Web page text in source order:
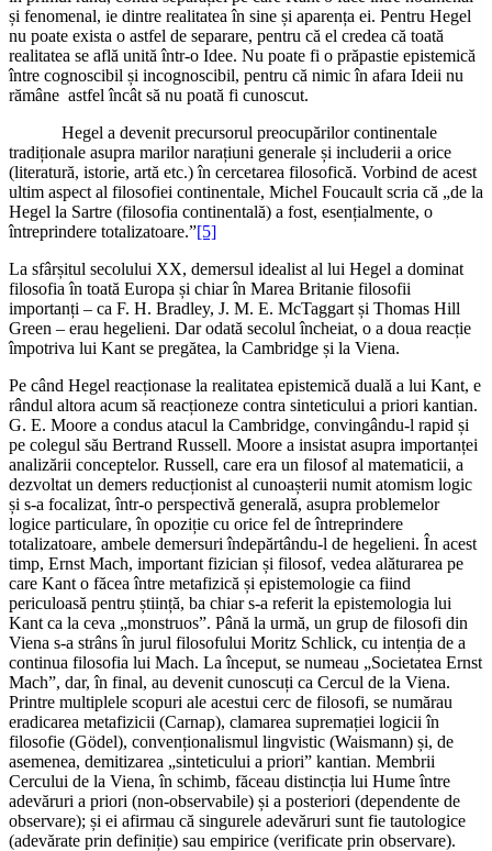
și fenomenal, ie dintre realitatea în sine și aparența ei. Pentru Hegel
nu poate exista o astfel de separare, pentru că el credea că toată
realitatea se află unită într-o Idee. Nu poate fi o prăpastie epistemică
între cognoscibil și incognoscibil, pentru că nimic în afara Ideii nu
rămâne astfel încât să nu poată fi cunoscut.
Hegel a devenit precursorul preocupărilor continentale
tradiționale asupra marilor narațiuni generale și includerii a orice
(literatură, istorie, artă etc.) în cercetarea filosofică. Vorbind de acest
ultim aspect al filosofiei continentale, Michel Foucault scria că „de la
Hegel la Sartre (filosofia continentală) a fost, esențialmente, o
întreprindere totalizatoare.”[5]
La sfârșitul secolului XX, demersul idealist al lui Hegel a dominat
filosofia în toată Europa și chiar în Marea Britanie filosofii
importanți – ca F. H. Bradley, J. M. E. McTaggart și Thomas Hill
Green – erau hegelieni. Dar odată secolul încheiat, o a doua reacție
împotriva lui Kant se pregătea, la Cambridge și la Viena.
Pe când Hegel reacționase la realitatea epistemică duală a lui Kant, e
rândul altora acum să reacționeze contra sinteticului a priori kantian.
G. E. Moore a condus atacul la Cambridge, convingându-l rapid și
pe colegul său Bertrand Russell. Moore a insistat asupra importanței
analizării conceptelor. Russell, care era un filosof al matematicii, a
dezvoltat un demers reducționist al cunoașterii numit atomism logic
și s-a focalizat, într-o perspectivă generală, asupra problemelor
logice particulare, în opoziție cu orice fel de întreprindere
totalizatoare, ambele demersuri îndepărtându-l de hegelieni. În acest
timp, Ernst Mach, important fizician și filosof, vedea alăturarea pe
care Kant o făcea între metafizică și epistemologie ca fiind
periculoasă pentru știință, ba chiar s-a referit la epistemologia lui
Kant ca la ceva „monstruos”. Până la urmă, un grup de filosofi din
Viena s-a strâns în jurul filosofului Moritz Schlick, cu intenția de a
continua filosofia lui Mach. La început, se numeau „Societatea Ernst
Mach”, dar, în final, au devenit cunoscuți ca Cercul de la Viena.
Printre multiplele scopuri ale acestui cerc de filosofi, se numărau
eradicarea metafizicii (Carnap), clamarea supremației logicii în
filosofie (Gödel), convenționalismul lingvistic (Waismann) și, de
asemenea, demitizarea „sinteticului a priori” kantian. Membrii
Cercului de la Viena, în schimb, făceau distincția lui Hume între
adevăruri a priori (non-observabile) și a posteriori (dependente de
observare); și ei afirmau că singurele adevăruri sunt fie tautologice
(adevărate prin definiție) sau empirice (verificate prin observare).